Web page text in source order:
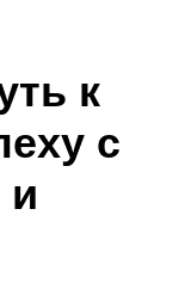
к
с